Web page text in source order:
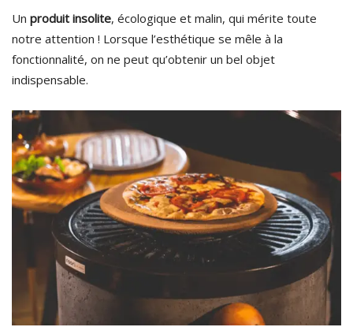
Un produit insolite, écologique et malin, qui mérite toute
notre attention ! Lorsque l’esthétique se mêle à la
fonctionnalité, on ne peut qu’obtenir un bel objet
indispensable.